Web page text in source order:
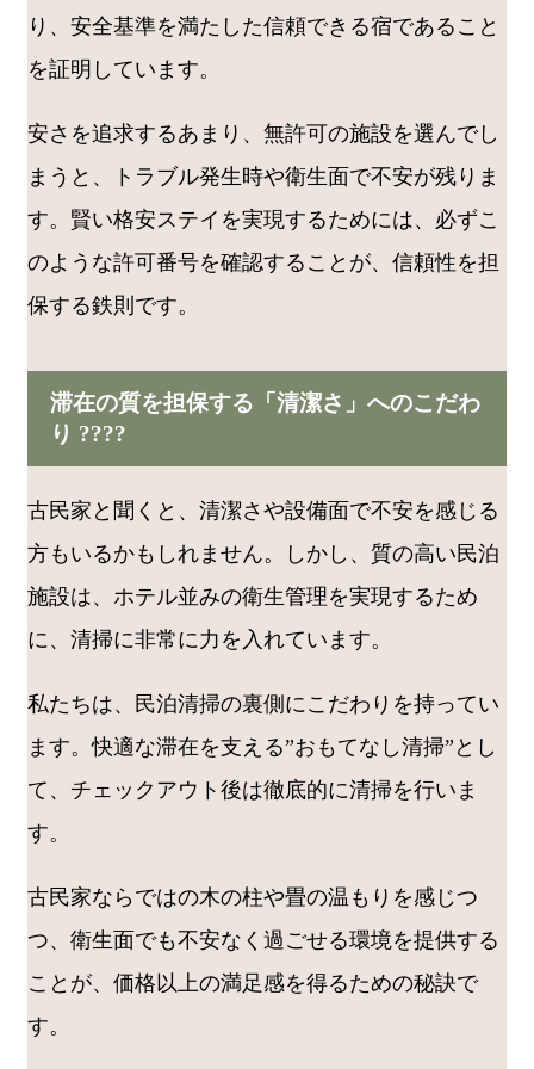
り、安全基準を満たした信頼できる宿であること
を証明しています。
安さを追求するあまり、無許可の施設を選んでし
まうと、トラブル発生時や衛生面で不安が残りま
す。賢い格安ステイを実現するためには、必ずこ
のような許可番号を確認することが、信頼性を担
保する鉄則です。
滞在の質を担保する「清潔さ」へのこだわ
り ????
古民家と聞くと、清潔さや設備面で不安を感じる
方もいるかもしれません。しかし、質の高い民泊
施設は、ホテル並みの衛生管理を実現するため
に、清掃に非常に力を入れています。
私たちは、民泊清掃の裏側にこだわりを持ってい
ます。快適な滞在を支える”おもてなし清掃”とし
て、チェックアウト後は徹底的に清掃を行いま
す。
古民家ならではの木の柱や畳の温もりを感じつ
つ、衛生面でも不安なく過ごせる環境を提供する
ことが、価格以上の満足感を得るための秘訣で
す。